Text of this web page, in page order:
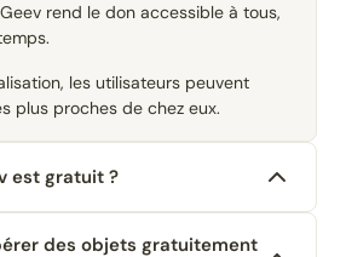
rend le don accessible à tous,
les utilisateurs peuvent
plus proches de chez eux.
est gratuit ?
des objets gratuitement